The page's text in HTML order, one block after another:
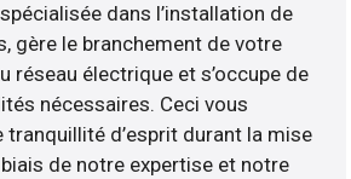
dans l’installation de
gère le branchement de votre
réseau électrique et s’occupe de
nécessaires. Ceci vous
tranquillité d’esprit durant la mise
de notre expertise et notre